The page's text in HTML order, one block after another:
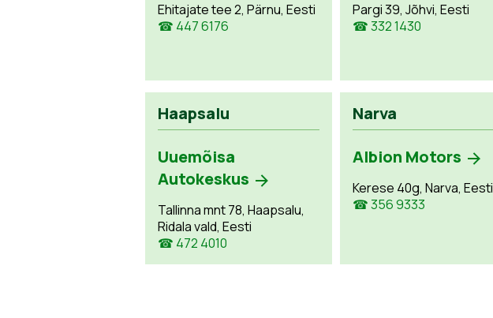
Ehitajate tee 2, Pärnu, Eesti
☎ 447 6176
Pargi 39, Jõhvi, Eesti
☎ 332 1430
Haapsalu
Uuemõisa
Autokeskus
Tallinna mnt 78, Haapsalu,
Ridala vald, Eesti
☎ 472 4010
Narva
Albion Motors
Kerese 40g, Narva, Eesti
☎ 356 9333